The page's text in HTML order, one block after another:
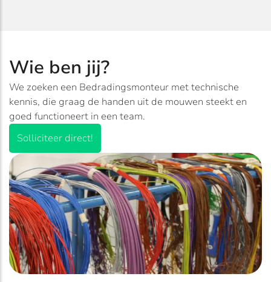
Wie ben jij?
We zoeken een Bedradingsmonteur met technische
kennis, die graag de handen uit de mouwen steekt en
goed functioneert in een team.
Solliciteer direct!